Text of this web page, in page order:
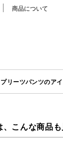
商品について
リーツパンツのア
、こんな商品